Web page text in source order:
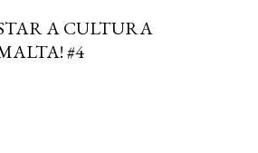
A CULTURA
#4